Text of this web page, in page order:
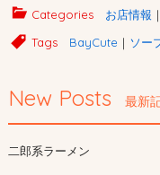
Categories お店情報 ｜
Tags
BayCute ｜ ソー
New Posts 最新
二郎系ラーメン